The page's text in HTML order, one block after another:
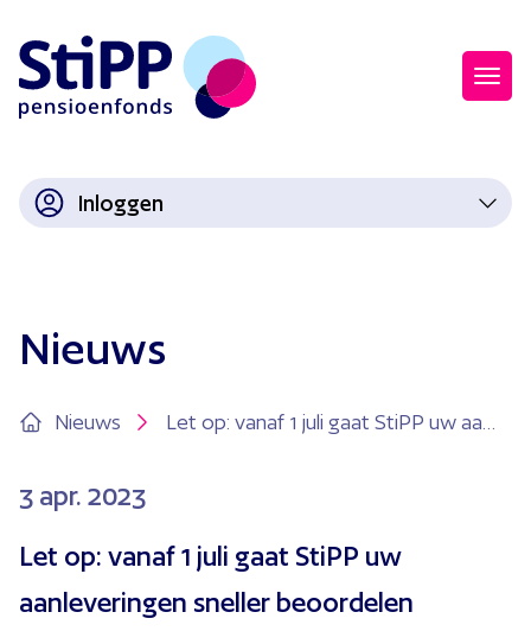
Inloggen
Nieuws
Nieuws Let op: vanaf 1 juli gaat StiPP uw aanleveringen sneller beoordelen
3 apr. 2023
Let op: vanaf 1 juli gaat StiPP uw
aanleveringen sneller beoordelen